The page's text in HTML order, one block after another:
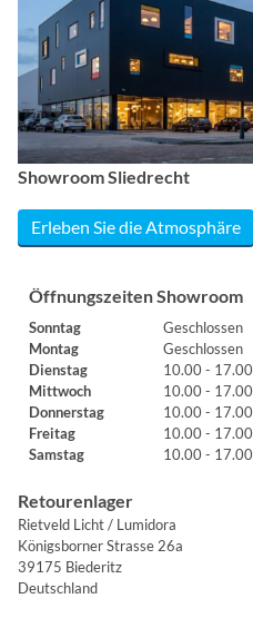
Showroom Sliedrecht
Erleben Sie die Atmosphäre
Öffnungszeiten Showroom
Sonntag
Geschlossen
Montag
Geschlossen
Dienstag
10.00 - 17.00
Mittwoch
10.00 - 17.00
Donnerstag
10.00 - 17.00
Freitag
10.00 - 17.00
Samstag
10.00 - 17.00
Retourenlager
Rietveld Licht / Lumidora
Königsborner Strasse 26a
39175 Biederitz
Deutschland